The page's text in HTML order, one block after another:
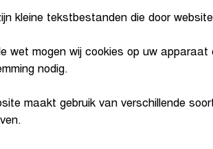
kleine tekstbestanden die door
wet mogen wij cookies op uw
nodig.
maakt gebruik van verschillende